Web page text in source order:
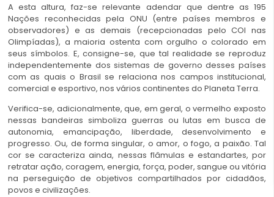
A esta altura, faz-se relevante adendar que dentre as 195
Nações reconhecidas pela ONU (entre países membros e
observadores) e as demais (recepcionadas pelo COI nas
Olimpíadas), a maioria ostenta com orgulho o colorado em
seus símbolos. E, consigne-se, que tal realidade se reproduz
independentemente dos sistemas de governo desses países
com as quais o Brasil se relaciona nos campos institucional,
comercial e esportivo, nos vários continentes do Planeta Terra.
Verifica-se, adicionalmente, que, em geral, o vermelho exposto
nessas bandeiras simboliza guerras ou lutas em busca de
autonomia, emancipação, liberdade, desenvolvimento e
progresso. Ou, de forma singular, o amor, o fogo, a paixão. Tal
cor se caracteriza ainda, nessas flâmulas e estandartes, por
retratar ação, coragem, energia, força, poder, sangue ou vitória
na perseguição de objetivos compartilhados por cidadãos,
povos e civilizações.